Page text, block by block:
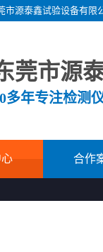
源泰鑫试验设备有限公
莞市源
多年专注检测
合作